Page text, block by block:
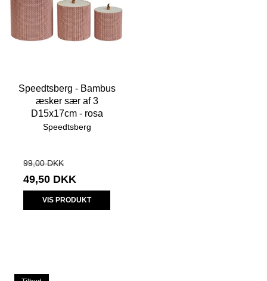
Speedtsberg - Bambus
æsker sær af 3
D15x17cm - rosa
Speedtsberg
99,00 DKK
49,50 DKK
VIS PRODUKT